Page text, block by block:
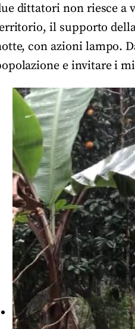
dittatori non riesce a
il supporto
con azioni lampo.
e invitare i